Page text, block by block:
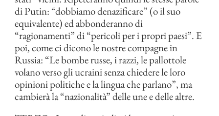
di Putin: “dobbiamo denazificare” (o il suo
equivalente) ed abbonderanno di
“ragionamenti” di “pericoli per i propri paesi”. E
poi, come ci dicono le nostre compagne in
Russia: “Le bombe russe, i razzi, le pallottole
volano verso gli ucraini senza chiedere le loro
opinioni politiche e la lingua che parlano”, ma
cambierà la “nazionalità” delle une e delle altre.